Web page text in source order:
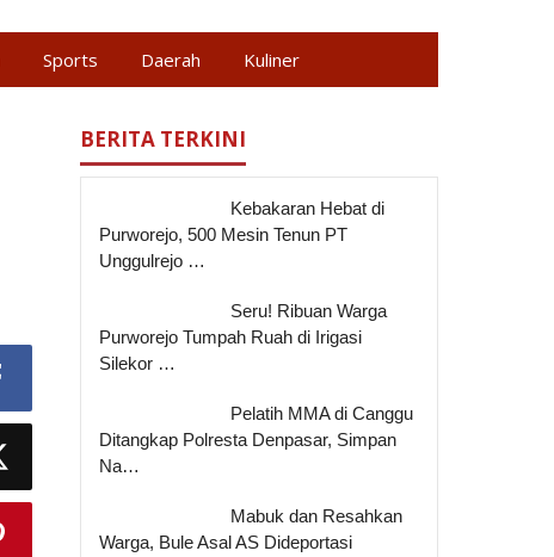
Sports Daerah Kuliner
BERITA TERKINI
Kebakaran Hebat di
Purworejo, 500 Mesin Tenun PT
Unggulrejo …
Seru! Ribuan Warga
Purworejo Tumpah Ruah di Irigasi
Silekor …
Pelatih MMA di Canggu
Ditangkap Polresta Denpasar, Simpan
Na…
Mabuk dan Resahkan
Warga, Bule Asal AS Dideportasi